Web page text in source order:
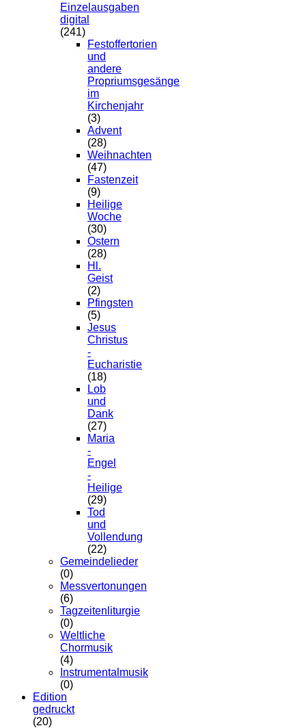
Einzelausgaben
digital
(241)
Festoffertorien
und
andere
Propriumsgesänge
im
Kirchenjahr
(3)
Advent
(28)
Weihnachten
(47)
Fastenzeit
(9)
Heilige
Woche
(30)
Ostern
(28)
Hl.
Geist
(2)
Pfingsten
(5)
Jesus
Christus
-
Eucharistie
(18)
Lob
und
Dank
(27)
Maria
-
Engel
-
Heilige
(29)
Tod
und
Vollendung
(22)
Gemeindelieder
(0)
Messvertonungen
(6)
Tagzeitenliturgie
(0)
Weltliche
Chormusik
(4)
Instrumentalmusik
(0)
Edition
gedruckt
(20)